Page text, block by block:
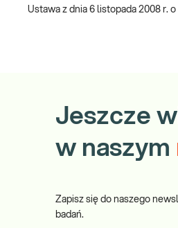
Ustawa z dnia 6 listopada 2008 r.
Jeszcze
w naszym
Zapisz się do naszego
badań.